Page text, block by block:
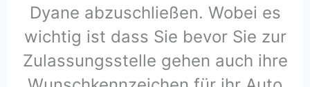
Dyane abzuschließen. Wobei es
wichtig ist dass Sie bevor Sie zur
Zulassungsstelle gehen auch ihre